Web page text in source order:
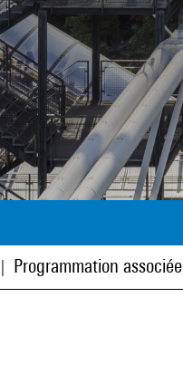
Programmation associée